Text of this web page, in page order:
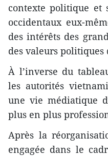
contexte politique et
occidentaux eux-
des intérêts des
des valeurs
À l’inverse du
les autorités
une vie médiatique
plus en plus
Après la
engagée dans le